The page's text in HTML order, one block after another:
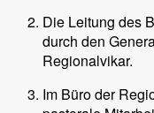
Die Leitung des
durch den
Regionalvikar.
Im Büro der